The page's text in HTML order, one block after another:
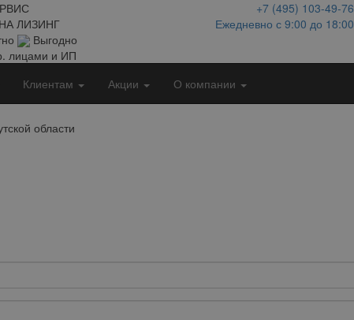
ЛИЗИНГ
Выгодно
лицами и ИП
+7 (495) 103-49-76
Ежедневно с 9:00 до 18:00
Клиентам Акции О компании
области